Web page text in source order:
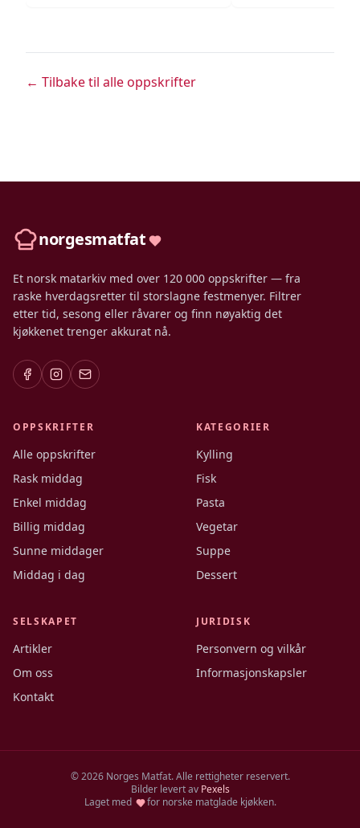
← Tilbake til alle oppskrifter
norgesmatfat
Et norsk matarkiv med over 120 000 oppskrifter — fra
raske hverdagsretter til storslagne festmenyer. Filtrer
etter tid, sesong eller råvarer og finn nøyaktig det
kjøkkenet trenger akkurat nå.
OPPSKRIFTER
Alle oppskrifter
Rask middag
Enkel middag
Billig middag
Sunne middager
Middag i dag
KATEGORIER
Kylling
Fisk
Pasta
Vegetar
Suppe
Dessert
SELSKAPET
Artikler
Om oss
Kontakt
JURIDISK
Personvern og vilkår
Informasjonskapsler
©2026Norges Matfat. Alle rettigheter reservert.
Bilder levert av Pexels
Laget med
for norske matglade kjøkken.